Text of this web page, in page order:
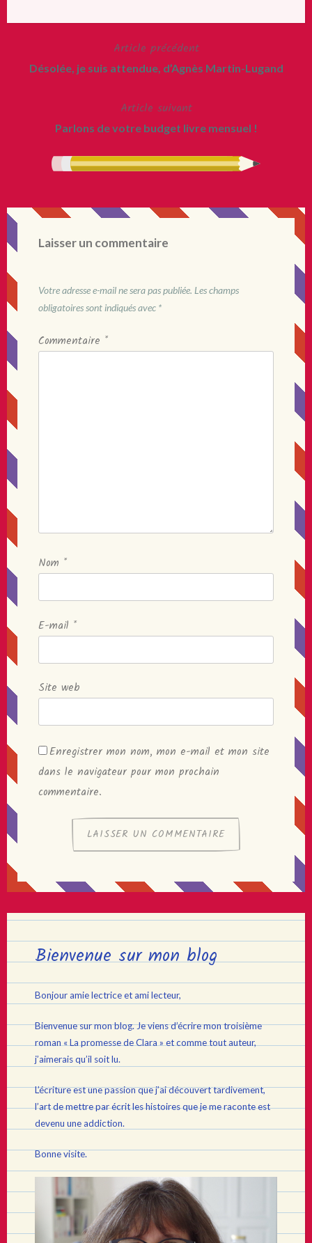
Article précédent
Désolée, je suis attendue, d’Agnès Martin-Lugand
Article suivant
Parlons de votre budget livre mensuel !
Laisser un commentaire
Votre adresse e-mail ne sera pas publiée. Les champs
obligatoires sont indiqués avec *
Commentaire *
Nom *
E-mail *
Site web
Enregistrer mon nom, mon e-mail et mon site
dans le navigateur pour mon prochain
commentaire.
Bienvenue sur mon blog
Bonjour amie lectrice et ami lecteur,
Bienvenue sur mon blog. Je viens d’écrire mon troisième
roman « La promesse de Clara » et comme tout auteur,
j’aimerais qu’il soit lu.
L’écriture est une passion que j’ai découvert tardivement,
l’art de mettre par écrit les histoires que je me raconte est
devenu une addiction.
Bonne visite.